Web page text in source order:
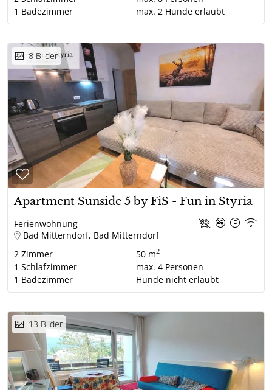
1 Badezimmer
max. 2 Hunde erlaubt
8Bilder
Apartment Sunside 5 by FiS - Fun in Styria
Ferienwohnung
Bad Mitterndorf, Bad Mitterndorf
2 Zimmer
1 Schlafzimmer
1 Badezimmer
50 m2
max. 4 Personen
Hunde nicht erlaubt
13 Bilder